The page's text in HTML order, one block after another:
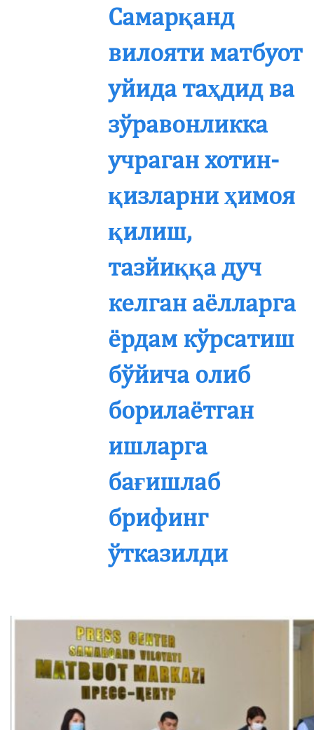
Самарқанд
вилояти матбуот
уйида таҳдид ва
зўравонликка
учраган хотин-
қизларни ҳимоя
қилиш,
тазйиққа дуч
келган аёлларга
ёрдам кўрсатиш
бўйича олиб
борилаётган
ишларга
бағишлаб
брифинг
ўтказилди